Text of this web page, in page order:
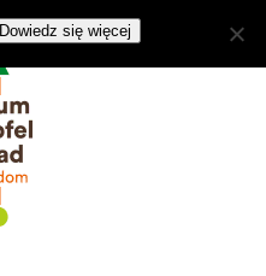
Dowiedz się więcej